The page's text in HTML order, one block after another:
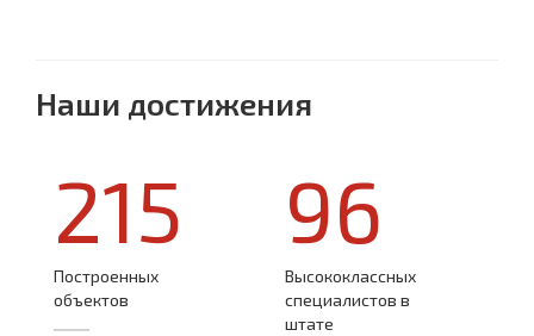
Наши достижения
215
Построенных
объектов
96
Высококлассных
специалистов в
штате